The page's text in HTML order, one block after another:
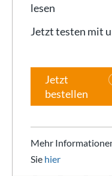
lesen
Jetzt testen mit
Jetzt
bestellen
Mehr
Sie hier